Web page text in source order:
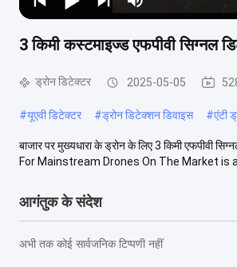
3 किमी कस्टमाइज्ड एफपीवी सिग्नल
ड्रोन डिटेक्टर 2025-05-05
#यूएवी डिटेक्टर #ड्रोन डिटेक्शन डिवाइस #एंटी
बाजार पर मुख्यधारा के ड्रोन के लिए 3 किमी एफपीवी
For Mainstream Drones On The Market is a
आगंतुक के संदेश
अभी तक कोई सार्वजनिक टिप्पणी नहीं